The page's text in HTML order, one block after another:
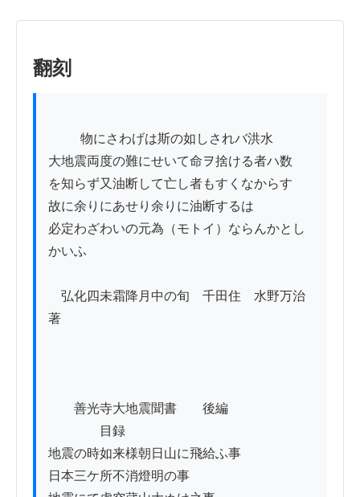
翻刻
大地震両度の難にせいて命ヲ捨ける者ハ数
を知らず又油断して亡し者もすくなからす
故に余りにあせり余りに油断するは
必定わざわいの元為（モトイ）ならんかとし
かいふ
弘化四未霜降月中の旬　千田住　水野万治
著
善光寺大地震聞書　　後編
目録
地震の時如来様朝日山に飛給ふ事
日本三ケ所不消燈明の事